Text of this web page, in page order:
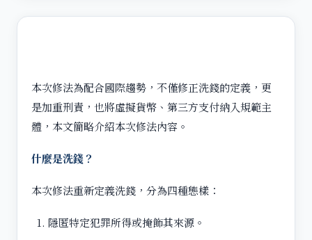
本次修法為配合國際趨勢，不僅修正洗錢的定義，更
是加重刑責，也將虛擬貨幣、第三方支付納入規範主
體，本文簡略介紹本次修法內容。
什麼是洗錢？
本次修法重新定義洗錢，分為四種態樣：
隱匿特定犯罪所得或掩飾其來源。